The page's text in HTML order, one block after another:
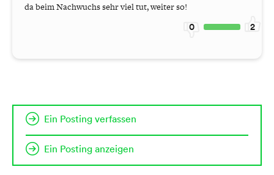
da beim Nachwuchs sehr viel tut, weiter so!
0 2
Ein Posting verfassen
Ein Posting anzeigen